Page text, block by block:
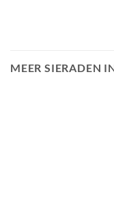
MEER SIERADEN